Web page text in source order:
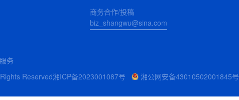
商务合作/投稿
biz_shangwu@sina.com
务
Reserved湘ICP备2023001087号 湘公网安备43010502001845号